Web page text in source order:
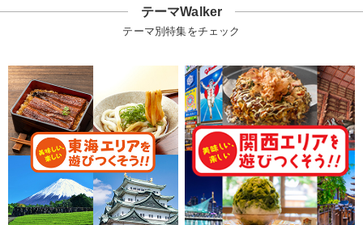
テーマWalker
テーマ別特集をチェック